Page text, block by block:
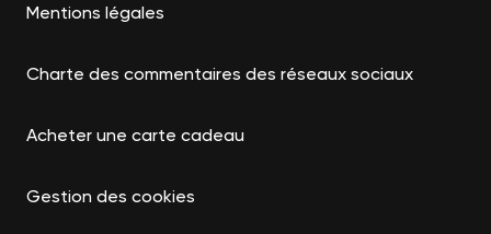
Mentions légales
Charte des commentaires des réseaux sociaux
Acheter une carte cadeau
Gestion des cookies